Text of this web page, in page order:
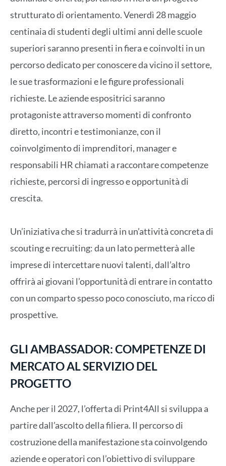
strutturato di orientamento. Venerdì 28 maggio
centinaia di studenti degli ultimi anni delle scuole
superiori saranno presenti in fiera e coinvolti in un
percorso dedicato per conoscere da vicino il settore,
le sue trasformazioni e le figure professionali
richieste. Le aziende espositrici saranno
protagoniste attraverso momenti di confronto
diretto, incontri e testimonianze, con il
coinvolgimento di imprenditori, manager e
responsabili HR chiamati a raccontare competenze
richieste, percorsi di ingresso e opportunità di
crescita.
Un’iniziativa che si tradurrà in un’attività concreta di
scouting e recruiting: da un lato permetterà alle
imprese di intercettare nuovi talenti, dall’altro
offrirà ai giovani l’opportunità di entrare in contatto
con un comparto spesso poco conosciuto, ma ricco di
prospettive.
GLI AMBASSADOR: COMPETENZE DI
MERCATO AL SERVIZIO DEL
PROGETTO
Anche per il 2027, l’offerta di Print4All si sviluppa a
partire dall’ascolto della filiera. Il percorso di
costruzione della manifestazione sta coinvolgendo
aziende e operatori con l’obiettivo di sviluppare